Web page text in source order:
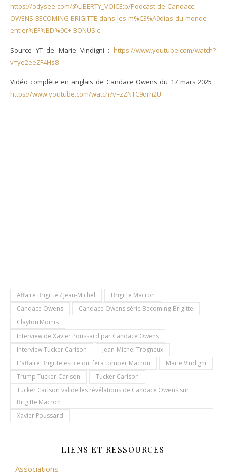
https://odysee.com/@LiBERTY_VOICE:b/Podcast-de-Candace-
OWENS-BECOMING-BRIGITTE-dans-les-m%C3%A9dias-du-monde-
entier%EF%BD%9C+-BONUS:c
Source YT de Marie Vindigni : https://www.youtube.com/watch?
v=ye2eeZF4Hs8
Vidéo complète en anglais de Candace Owens du 17 mars 2025 :
https://www.youtube.com/watch?v=zZNTC9qrh2U
Affaire Brigitte / Jean-Michel
Brigitte Macron
Candace Owens
Candace Owens série Becoming Brigitte
Clayton Morris
Interview de Xavier Poussard par Candace Owens
Interview Tucker Carlson
Jean-Michel Trogneux
L'affaire Brigitte est ce qui fera tomber Macron
Marie Vindigni
Trump Tucker Carlson
Tucker Carlson
Tucker Carlson valide les révélations de Candace Owens sur
Brigitte Macron
Xavier Poussard
LIENS ET RESSOURCES
- Associations